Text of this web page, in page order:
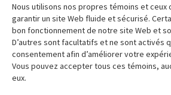
Ressources
Library
Articles
Social
Media
MAROC
Nous utilisons nos propres témoins et ceux
garantir un site Web fluide et sécurisé.
bon fonctionnement de notre site Web et
D’autres sont facultatifs et ne sont activés
consentement afin d’améliorer votre
Vous pouvez accepter tous ces témoins,
eux.